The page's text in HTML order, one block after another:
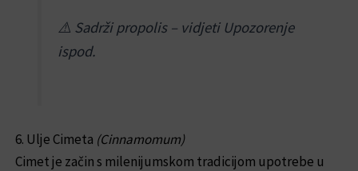
⚠️ Sadrži propolis – vidjeti Upozorenje
ispod.
6. Ulje Cimeta (Cinnamomum)
Cimet je začin s milenijumskom tradicijom upotrebe u